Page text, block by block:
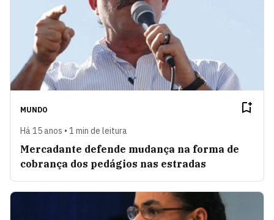
MUNDO
Há 15 anos • 1 min de leitura
Mercadante defende mudança na forma de
cobrança dos pedágios nas estradas